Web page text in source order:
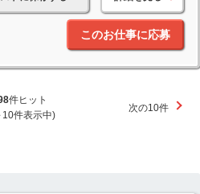
このお仕事に応募
件ヒット
10件表示中)
次の10件